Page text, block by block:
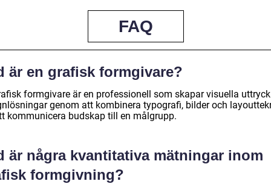
FAQ
är en grafisk formgivare?
formgivare är en professionell som skapar visuella
genom att kombinera typografi, bilder och
kommunicera budskap till en målgrupp.
är några kvantitativa mätningar inom
formgivning?